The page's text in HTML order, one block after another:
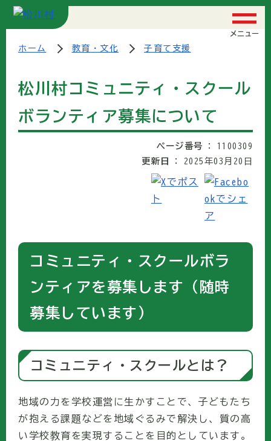
メニュー
ホーム 教育・文化 子育て支援
松川村コミュニティ・スクール
ボランティア募集について
ページ番号
1100309
更新日
2025年03月20日
コミュニティ・スクールボラ
ンティアを募集します（随時
募集しています）
コミュニティ・スクールとは？
地域の力を学校運営に生かすことで、子どもたち
が抱える課題などを地域ぐるみで解決し、質の高
い学校教育を実現することを目的としています。